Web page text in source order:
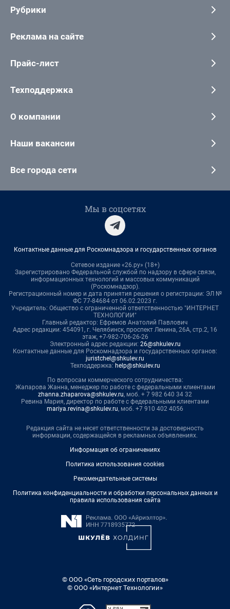
Рубрики
Реклама на сайте
Прайс-лист
Техподдержка
О компании
Наши вакансии
Все города сети
Мы в соцсетях
Контактные данные для Роскомнадзора и государственных органов
Сетевое издание «26.ру» (18+)
Зарегистрировано Федеральной службой по надзору в сфере связи,
информационных технологий и массовых коммуникаций
(Роскомнадзор).
Регистрационный номер и дата принятия решения о регистрации: ЭЛ №
ФС 77-84684 от 06.02.2023 г.
Учредитель: Общество с ограниченной ответственностью "ИНТЕРНЕТ
ТЕХНОЛОГИИ"
Главный редактор: Ефремов Анатолий Павлович
Адрес редакции: 454091, г. Челябинск, проспект Ленина, 26А, стр.2, 16
этаж, +7-982-706-26-26
Электронный адрес редакции: 26@shkulev.ru
Контактные данные для Роскомнадзора и государственных органов:
juristchel@shkulev.ru
Техподдержка: help@shkulev.ru
По вопросам коммерческого сотрудничества:
Жапарова Жанна, менеджер по работе с федеральными клиентами
zhanna.zhaparova@shkulev.ru, моб. + 7 982 640 34 32
Ревина Мария, директор по работе с федеральными клиентами
mariya.revina@shkulev.ru, моб. +7 910 402 4056
Редакция сайта не несет ответственности за достоверность
информации, содержащейся в рекламных объявлениях.
Информация об ограничениях
Политика использования cookies
Рекомендательные системы
Политика конфиденциальности и обработки персональных данных и
правила использования сайта
© ООО «Сеть городских порталов»
© ООО «Интернет Технологии»